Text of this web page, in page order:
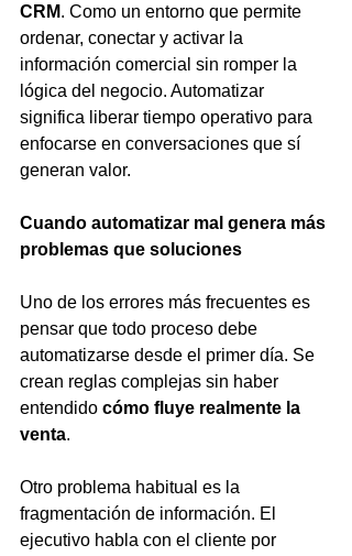
CRM. Como un entorno que permite
ordenar, conectar y activar la
información comercial sin romper la
lógica del negocio. Automatizar
significa liberar tiempo operativo para
enfocarse en conversaciones que sí
generan valor.
Cuando automatizar mal genera más
problemas que soluciones
Uno de los errores más frecuentes es
pensar que todo proceso debe
automatizarse desde el primer día. Se
crean reglas complejas sin haber
entendido cómo fluye realmente la
venta.
Otro problema habitual es la
fragmentación de información. El
ejecutivo habla con el cliente por